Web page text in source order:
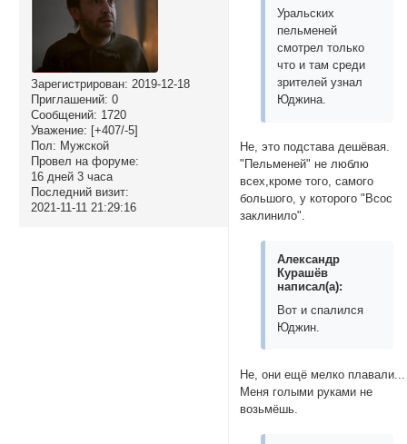
Зарегистрирован: 2019-12-18
Приглашений: 0
Сообщений: 1720
Уважение: [+407/-5]
Пол: Мужской
Провел на форуме:
16 дней 3 часа
Последний визит:
2021-11-11 21:29:16
Уральских
пельменей
смотрел только
что и там среди
зрителей узнал
Юджина.
Не, это подстава дешёвая.
"Пельменей" не люблю
всех,кроме того, самого
большого, у которого "Всос
заклинило".
Александр
Курашёв
написал(а):
Вот и спалился
Юджин.
Не, они ещё мелко плавали...
Меня голыми руками не
возьмёшь.